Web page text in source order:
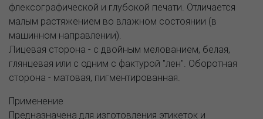
флексографической и глубокой печати. Отличается
малым растяжением во влажном состоянии (в
машинном направлении).
Лицевая сторона - с двойным мелованием, белая,
глянцевая или с одним c фактурой "лен". Оборотная
сторона - матовая, пигментированная.
Применение
Предназначена для изготовления этикеток и